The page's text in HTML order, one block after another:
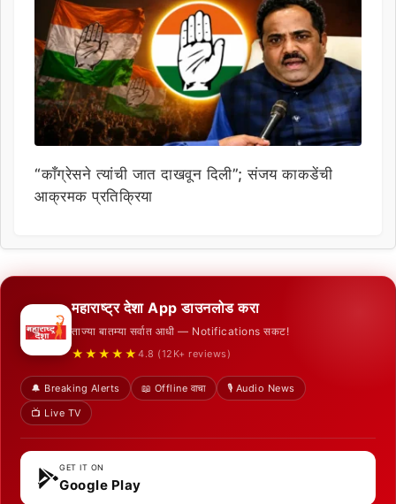
“काँग्रेसने त्यांची जात दाखवून दिली”; संजय काकडेंची
आक्रमक प्रतिक्रिया
महाराष्ट्र देशा App डाउनलोड करा
ताज्या बातम्या सर्वात आधी — Notifications सकट!
★★★★★ 4.8 (12K+ reviews)
🔔 Breaking Alerts 📖 Offline वाचा
🎙️ Audio News
📺 Live TV
GET IT ON
Google Play